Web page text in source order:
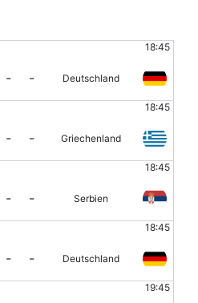
18:45
- - Deutschland
18:45
- - Griechenland
18:45
- - Serbien
18:45
- - Deutschland
19:45